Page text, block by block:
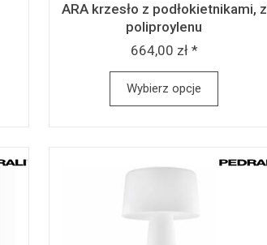
ARA krzesło z podłokietnikami, z
poliproylenu
664,00 zł *
Wybierz opcje